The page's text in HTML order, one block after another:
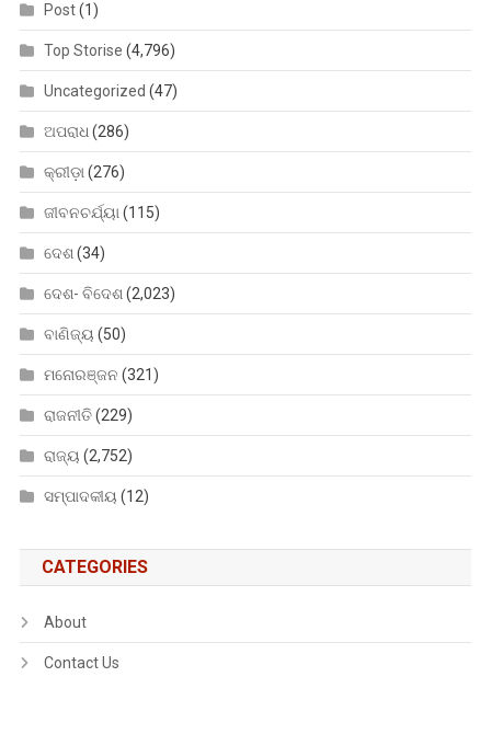
Post(1)
Top Storise (4,796)
Uncategorized (47)
ଅପରାଧ(286)
କ୍ରୀଡ଼ା(276)
ଜୀବନଚର୍ଯ୍ୟା(115)
ଦେଶ(34)
ଦେଶ- ବିଦେଶ(2,023)
ବାଣିଜ୍ୟ (50)
ମନୋରଞ୍ଜନ (321)
ରାଜନୀତି(229)
ରାଜ୍ୟ (2,752)
ସମ୍ପାଦକୀୟ (12)
CATEGORIES
About
Contact Us